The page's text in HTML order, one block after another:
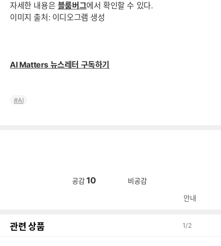
자세한 내용은 블룸버그에서 확인할 수 있다.
이미지 출처: 이디오그램 생성
AI Matters 뉴스레터 구독하기
AI
공감 10 비공감
안내
관련 상품 1/2